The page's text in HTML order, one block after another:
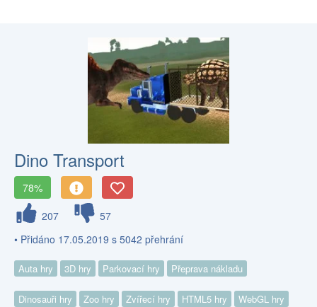
Dino Transport
78%
207
57
• Přidáno 17.05.2019 s 5042 přehrání
Auta hry 3D hry Parkovací hry Přeprava nákladu
Dinosauři hry Zoo hry Zvířecí hry HTML5 hry WebGL hry